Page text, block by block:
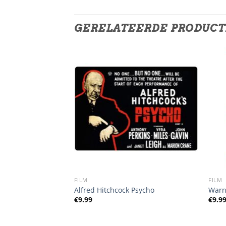
GERELATEERDE
FILM
Alfred Hitchcock Psycho
€9.99
FILM
€